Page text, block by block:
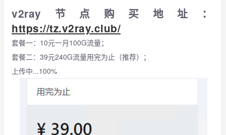
v2ray节点购买地址：
https://tz.v2ray.club/
套餐一：10元一月100G流量；
套餐二：39元240G流量用完为止（推荐）；
上传中...100%